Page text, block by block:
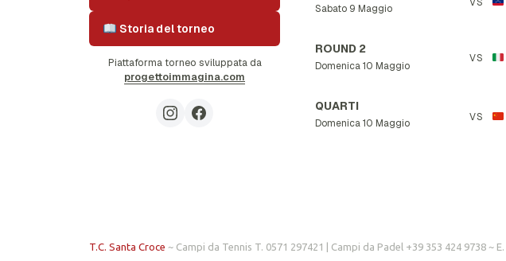
Storia del torneo
Piattaforma torneo sviluppata da
progettoimmagina.com
Sabato 9 Maggio
ROUND 2
Domenica 10 Maggio
VS
QUARTI
Domenica 10 Maggio
VS
T.C. Santa Croce ~ Campi da Tennis T. 0571 297421 | Campi da Padel +39 353 424 9738 ~ E.